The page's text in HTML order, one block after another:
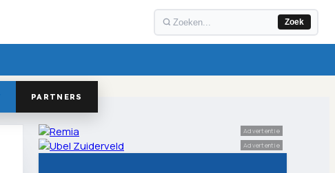
Zoek
PARTNERS
Advertentie
Advertentie